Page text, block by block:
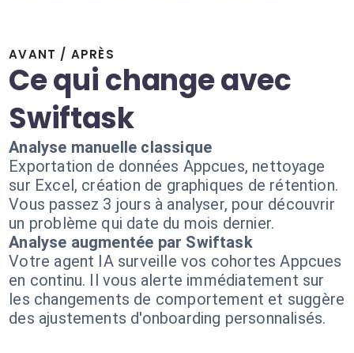
AVANT / APRÈS
Ce qui change avec
Swiftask
Analyse manuelle classique
Exportation de données Appcues, nettoyage
sur Excel, création de graphiques de rétention.
Vous passez 3 jours à analyser, pour découvrir
un problème qui date du mois dernier.
Analyse augmentée par Swiftask
Votre agent IA surveille vos cohortes Appcues
en continu. Il vous alerte immédiatement sur
les changements de comportement et suggère
des ajustements d'onboarding personnalisés.